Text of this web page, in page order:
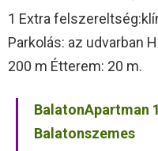
1 Extra
Parkolás: az udvarban
200 m Étterem: 20 m.
BalatonApartman
Balatonszemes